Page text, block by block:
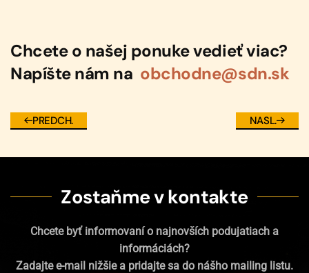
Chcete o našej ponuke vedieť viac?
Napíšte nám na obchodne@sdn.sk
PREDCH. NASL.
Zostaňme v kontakte
Chcete byť informovaní o najnovších podujatiach a
informáciách?
Zadajte e-mail nižšie a pridajte sa do nášho mailing listu.